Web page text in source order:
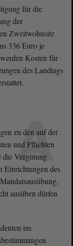
für die
der
Zweitwohnsitz
336 Euro je
Kosten für
des Landtags
A
zu den auf der
und Pflichten
die Vergütung
Einrichtungen des
ausüben dürfen
im